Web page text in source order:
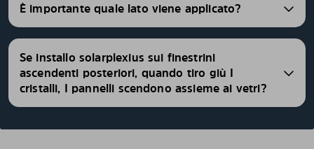
È importante quale lato viene applicato?
Se installo solarplexius sui finestrini
ascendenti posteriori, quando tiro giù I
cristalli, I pannelli scendono assieme ai vetri?